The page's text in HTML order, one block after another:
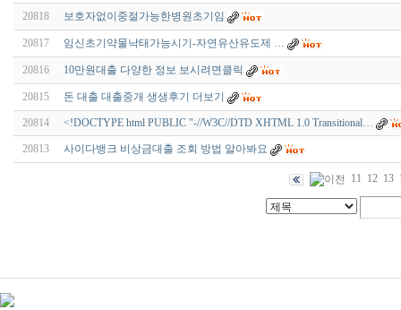
20818 보호자없이중절가능한병원초기임
20817 임신초기약물낙태가능시기-자연유산유도제 …
20816 10만원대출 다양한 정보 보시려면클릭
20815 돈 대출 대출중개 생생후기 더보기
20814 <!DOCTYPE html PUBLIC "-//W3C//DTD XHTML 1.0 Transitional…
20813 사이다뱅크 비상금대출 조회 방법 알아봐요
11 12 13